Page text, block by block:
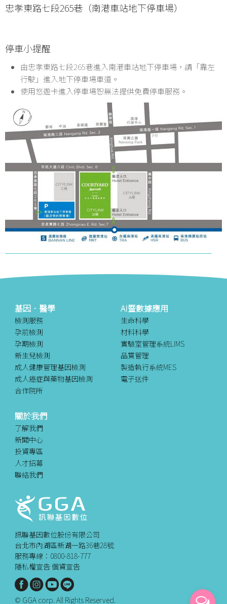
忠孝東路七段265巷（南港車站地下停車場）
停車小提醒
由忠孝東路七段265巷進入南港車站地下停車場，請「靠左
行駛」進入地下停車場車道。
使用悠遊卡進入停車場恕無法提供免費停車服務。
基因．醫學
檢測服務
孕前檢測
孕期檢測
新生兒檢測
成人健康管理基因檢測
成人癌症與藥物基因檢測
合作院所
AI暨數據應用
生命科學
材料科學
實驗室管理系統LIMS
品質管理
製造執行系統MES
電子送件
關於我們
了解我們
新聞中心
投資專區
人才招募
聯絡我們
訊聯基因數位股份有限公司
台北市內湖區新湖一路36巷28號
服務專線：0800-818-777
隱私權宣告個資宣告
© GGA corp. All Rights Reserved.